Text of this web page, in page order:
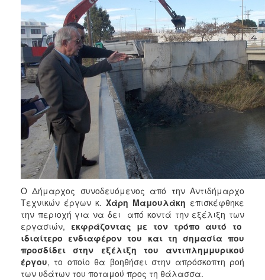
ΤΟΠΟΣ
ΠΟΛΙΤΙΣΜΟΣ
ΑΝΘΕΚΤΙΚΗ
ΠΟΛΗ
Ο Δήμαρχος συνοδευόμενος από την Αντιδήμαρχο
Τεχνικών έργων κ. Χάρη Μαμουλάκη επισκέφθηκε
την περιοχή για να δει από κοντά την εξέλιξη των
εργασιών, εκφράζοντας με τον τρόπο αυτό το
ιδιαίτερο ενδιαφέρον του και τη σημασία που
προσδίδει στην εξέλιξη του αντιπλημμυρικού
έργου, το οποίο θα βοηθήσει στην απρόσκοπτη ροή
των υδάτων του ποταμού προς τη θάλασσα.